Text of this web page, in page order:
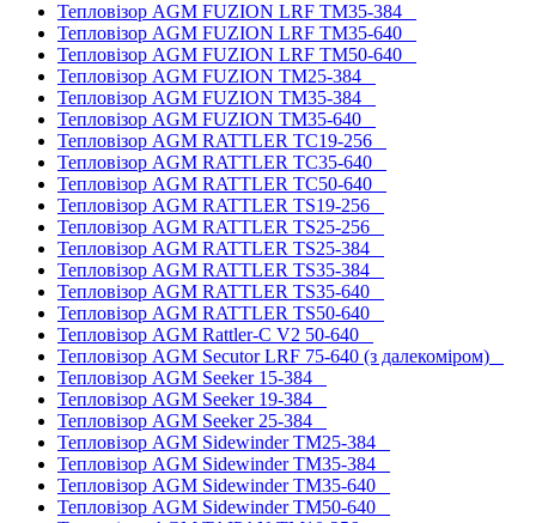
Тепловізор AGM FUZION LRF TM35-384
Тепловізор AGM FUZION LRF TM35-640
Тепловізор AGM FUZION LRF TM50-640
Тепловізор AGM FUZION TM25-384
Тепловізор AGM FUZION TM35-384
Тепловізор AGM FUZION TM35-640
Тепловізор AGM RATTLER TC19-256
Тепловізор AGM RATTLER TC35-640
Тепловізор AGM RATTLER TC50-640
Тепловізор AGM RATTLER TS19-256
Тепловізор AGM RATTLER TS25-256
Тепловізор AGM RATTLER TS25-384
Тепловізор AGM RATTLER TS35-384
Тепловізор AGM RATTLER TS35-640
Тепловізор AGM RATTLER TS50-640
Тепловізор AGM Rattler-C V2 50-640
Тепловізор AGM Secutor LRF 75-640 (з далекоміром)
Тепловізор AGM Seeker 15-384
Тепловізор AGM Seeker 19-384
Тепловізор AGM Seeker 25-384
Тепловізор AGM Sidewinder TM25-384
Тепловізор AGM Sidewinder TM35-384
Тепловізор AGM Sidewinder TM35-640
Тепловізор AGM Sidewinder TM50-640